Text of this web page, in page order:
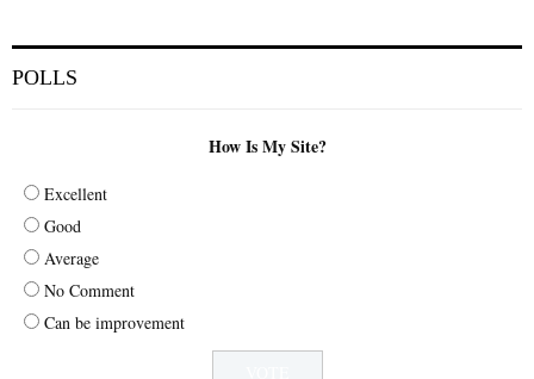
POLLS
How Is My Site?
Excellent
Good
Average
No Comment
Can be improvement